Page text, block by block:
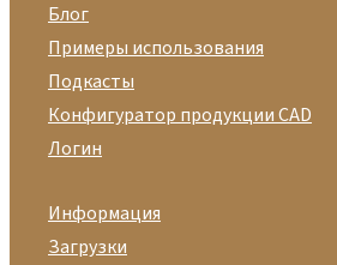
Блог
Примеры использования
Подкасты
Конфигуратор продукции CAD
Логин
Информация
Загрузки